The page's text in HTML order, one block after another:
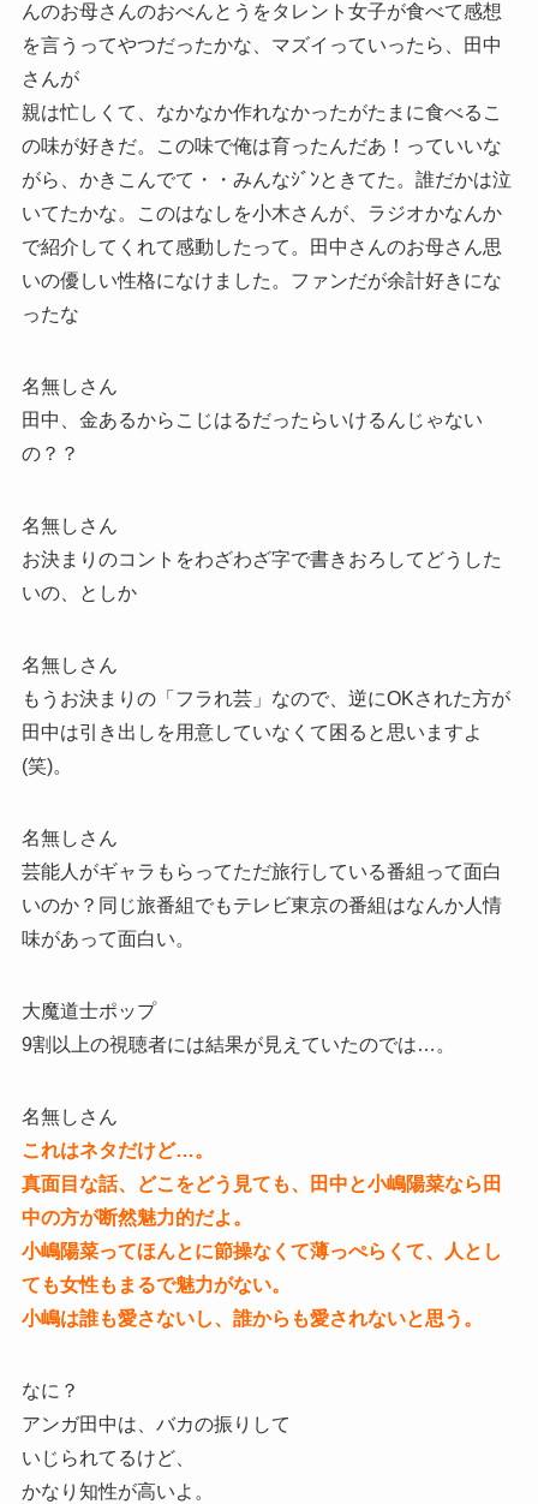
んのお母さんのおべんとうをタレント女子が食べて感想
を言うってやつだったかな、マズイっていったら、田中
さんが
親は忙しくて、なかなか作れなかったがたまに食べるこ
の味が好きだ。この味で俺は育ったんだあ！っていいな
がら、かきこんでて・・みんなｼﾞﾝときてた。誰だかは泣
いてたかな。このはなしを小木さんが、ラジオかなんか
で紹介してくれて感動したって。田中さんのお母さん思
いの優しい性格になけました。ファンだが余計好きにな
ったな
名無しさん
田中、金あるからこじはるだったらいけるんじゃない
の？？
名無しさん
お決まりのコントをわざわざ字で書きおろしてどうした
いの、としか
名無しさん
もうお決まりの「フラれ芸」なので、逆にOKされた方が
田中は引き出しを用意していなくて困ると思いますよ
(笑)。
名無しさん
芸能人がギャラもらってただ旅行している番組って面白
いのか？同じ旅番組でもテレビ東京の番組はなんか人情
味があって面白い。
大魔道士ポップ
9割以上の視聴者には結果が見えていたのでは…。
名無しさん
これはネタだけど…。
真面目な話、どこをどう見ても、田中と小嶋陽菜なら田
中の方が断然魅力的だよ。
小嶋陽菜ってほんとに節操なくて薄っぺらくて、人とし
ても女性もまるで魅力がない。
小嶋は誰も愛さないし、誰からも愛されないと思う。
なに？
アンガ田中は、バカの振りして
いじられてるけど、
かなり知性が高いよ。